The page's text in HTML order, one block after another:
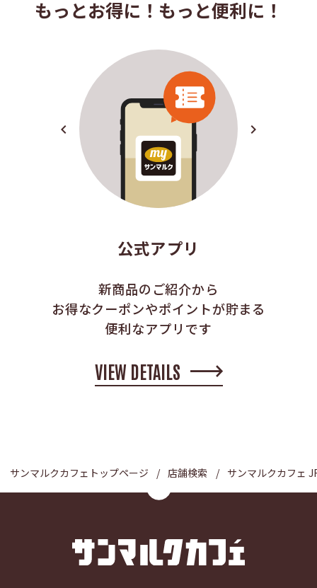
もっとお得に！もっと便利に！
公式アプリ
新商品のご紹介から
お得なクーポンやポイントが貯まる
便利なアプリです
VIEW DETAILS
navigate_before navigate_next
サンマルクカフェトップページ 店舗検索 サンマルクカフェ